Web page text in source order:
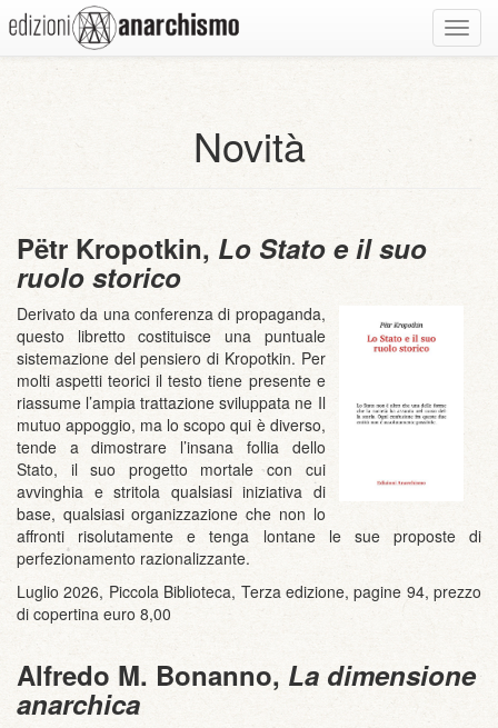
Novità
Pëtr Kropotkin, Lo Stato e il suo
ruolo storico
Derivato da una conferenza di propaganda,
questo libretto costituisce una puntuale
sistemazione del pensiero di Kropotkin. Per
molti aspetti teorici il testo tiene presente e
riassume l’ampia trattazione sviluppata ne Il
mutuo appoggio, ma lo scopo qui è diverso,
tende a dimostrare l’insana follia dello
Stato, il suo progetto mortale con cui
avvinghia e stritola qualsiasi iniziativa di
base, qualsiasi organizzazione che non lo
affronti risolutamente e tenga lontane le sue proposte di
perfezionamento razionalizzante.
Luglio 2026, Piccola Biblioteca, Terza edizione, pagine 94, prezzo
di copertina euro 8,00
Alfredo M. Bonanno, La dimensione
anarchica